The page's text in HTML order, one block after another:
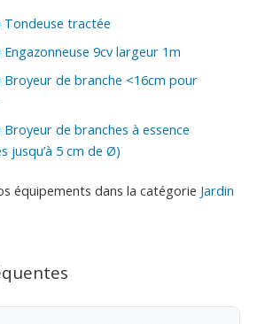
Tondeuse tractée
9cv largeur 1m
Broyeur de branche <16cm pour
de branches à essence
jusqu’à 5 cm de Ø)
équipements dans la catégorie Jardin